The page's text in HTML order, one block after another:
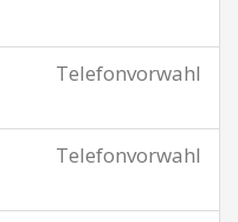
Telefonvorwahl
Telefonvorwahl